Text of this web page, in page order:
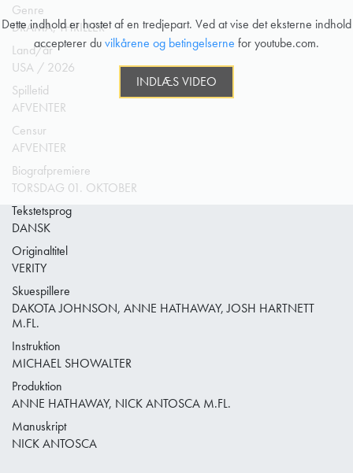
Dette indhold er hostet af en tredjepart. Ved at vise det eksterne indhold
accepterer duvilkårene og betingelserne for youtube.com.
INDLÆS VIDEO
Genre
DRAMA, THRILLER
Land/år
USA / 2026
Spilletid
AFVENTER
Censur
AFVENTER
Biografpremiere
TORSDAG 01. OKTOBER
Tekstetsprog
DANSK
Originaltitel
VERITY
Skuespillere
DAKOTA JOHNSON, ANNE HATHAWAY, JOSH HARTNETT
M.FL.
Instruktion
MICHAEL SHOWALTER
Produktion
ANNE HATHAWAY, NICK ANTOSCA M.FL.
Manuskript
NICK ANTOSCA